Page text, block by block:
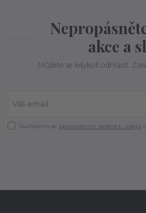
akce a
Můžete se kdykoli odhlásit.
Souhlasím se zpracováním osobních údajů